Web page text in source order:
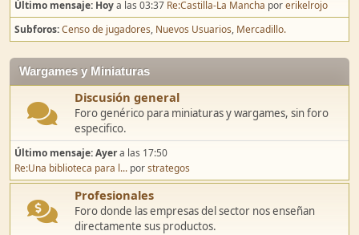
Último mensaje: Hoya las 03:37 Re:Castilla-La Mancha porerikelrojo
Subforos Censo de jugadores Nuevos Usuarios Mercadillo.
Wargames y Miniaturas
Discusión general
Foro genérico para miniaturas y wargames, sin foro
especifico.
Último mensaje:Ayera las 17:50
Re:Una biblioteca para l... porstrategos
Profesionales
Foro donde las empresas del sector nos enseñan
directamente sus productos.